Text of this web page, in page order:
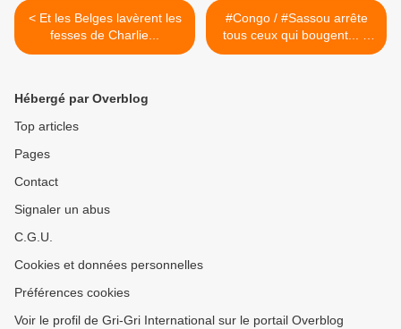
< Et les Belges lavèrent les
fesses de Charlie...
#Congo / #Sassou arrête
tous ceux qui bougent... à
quand Bowao en prison ? >
Hébergé par Overblog
Top articles
Pages
Contact
Signaler un abus
C.G.U.
Cookies et données personnelles
Préférences cookies
Voir le profil de Gri-Gri International sur le portail Overblog